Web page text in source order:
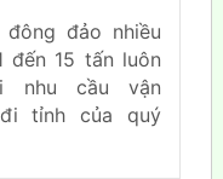
đảo nhiều
đến 15 tấn luôn
nhu cầu vận
tỉnh của quý